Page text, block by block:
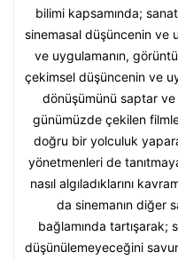
bilimi kapsamında;
sinemasal düşüncenin ve
ve uygulamanın,
çekimsel düşüncenin ve
dönüşümünü saptar
günümüzde çekilen
doğru bir yolculuk
yönetmenleri de
nasıl algıladıklarını
da sinemanın diğer
bağlamında tartışarak;
düşünülemeyeceğini